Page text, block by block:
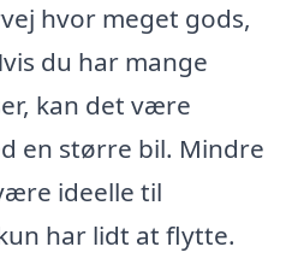
hvor meget gods,
du har mange
kan det være
en større bil. Mindre
ideelle til
har lidt at flytte.